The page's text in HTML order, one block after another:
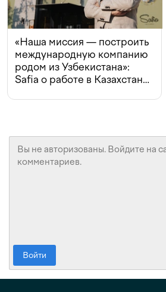
«Наша миссия — построить
международную компанию
родом из Узбекистана»:
Safia о работе в Казахстане,
Войти